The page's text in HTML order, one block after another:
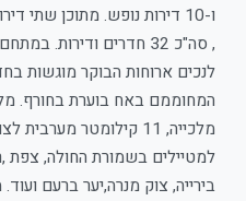
, סה"כ 32 חדרים ודירות.
לנכים ארוחות הבוקר מוגשות
המחוממם באח בוערת בחורף.
מלכייה, 11 קילומטר
למטיילים בשמורת החולה, צפת